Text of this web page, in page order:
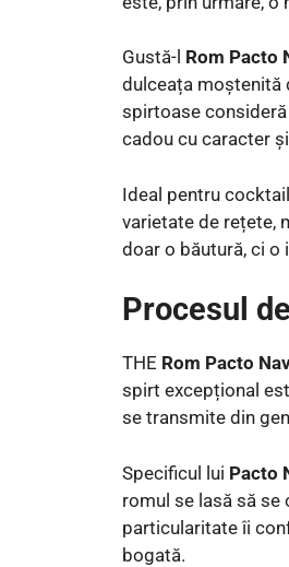
Gustă-l Rom Pacto
dulceața moștenită
spirtoase
cadou cu caracter
Ideal pentru
varietate de rețete,
doar o băutură, ci o
Procesul
THE Rom Pacto
spirt excepțional
se transmite din
Specificul lui Pacto
romul se lasă să se
particularitate îi
bogată.